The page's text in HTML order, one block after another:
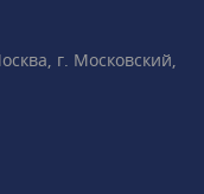
неритмичного
висках или шее
ранее, но
г. Московский,